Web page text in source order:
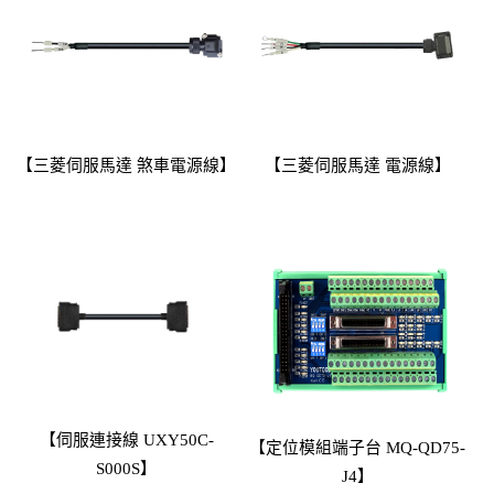
【三菱伺服馬達 煞車電源線】 【三菱伺服馬達 電源線】
【伺服連接線 UXY50C-
S000S】
【定位模組端子台 MQ-QD75-
J4】